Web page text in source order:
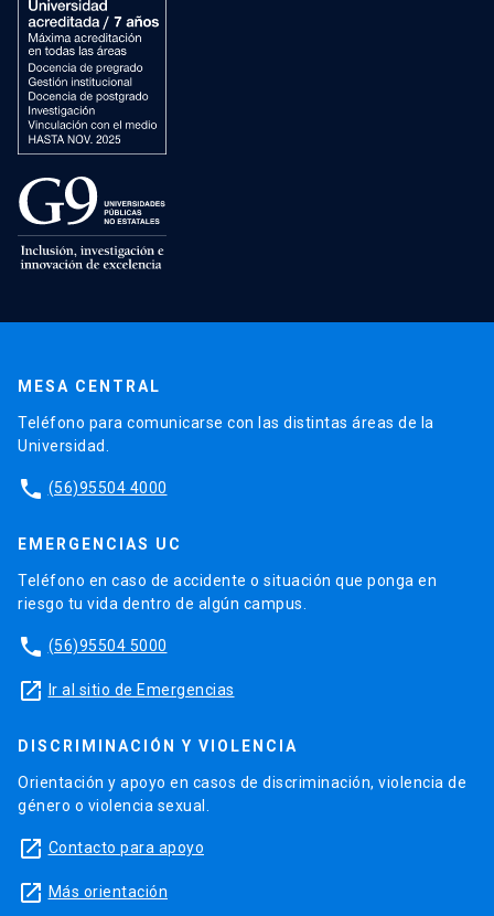
MESA CENTRAL
Teléfono para comunicarse con las distintas áreas de la
Universidad.
phone (56)95504 4000
EMERGENCIAS UC
Teléfono en caso de accidente o situación que ponga en
riesgo tu vida dentro de algún campus.
phone (56)95504 5000
launch Ir al sitio de Emergencias
DISCRIMINACIÓN Y VIOLENCIA
Orientación y apoyo en casos de discriminación, violencia de
género o violencia sexual.
launch Contacto para apoyo
launch Más orientación